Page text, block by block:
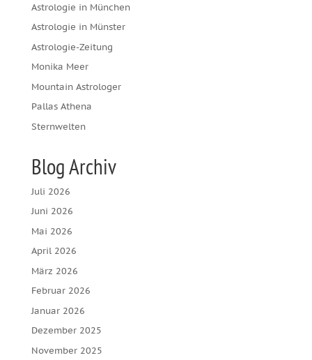
Astrologie in München
Astrologie in Münster
Astrologie-Zeitung
Monika Meer
Mountain Astrologer
Pallas Athena
Sternwelten
Blog Archiv
Juli 2026
Juni 2026
Mai 2026
April 2026
März 2026
Februar 2026
Januar 2026
Dezember 2025
November 2025